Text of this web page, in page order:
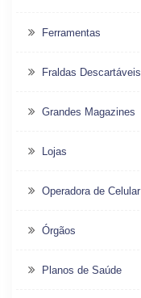
Ferramentas
Fraldas Descartáveis
Grandes Magazines
Lojas
Operadora de Celular
Órgãos
Planos de Saúde